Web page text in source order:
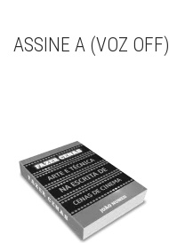
ASSINE A (VOZ OFF)